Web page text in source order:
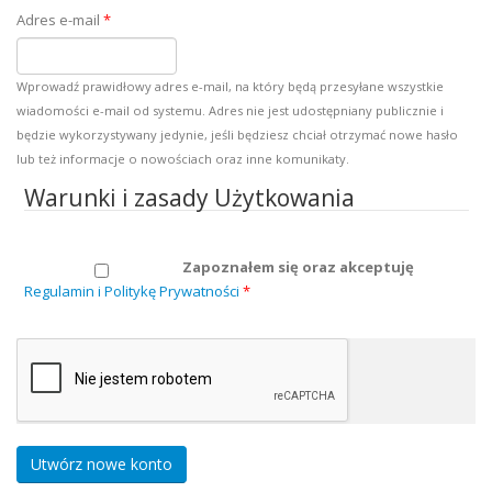
Adres e-mail *
Wprowadź prawidłowy adres e-mail, na który będą przesyłane wszystkie
wiadomości e-mail od systemu. Adres nie jest udostępniany publicznie i
będzie wykorzystywany jedynie, jeśli będziesz chciał otrzymać nowe hasło
lub też informacje o nowościach oraz inne komunikaty.
Warunki i zasady Użytkowania
Zapoznałem się oraz akceptuję
Regulamin i Politykę Prywatności *